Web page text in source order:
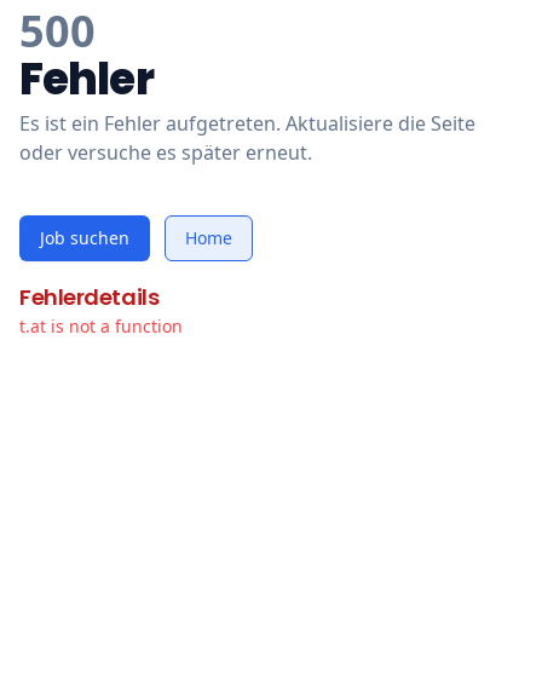
500
Fehler
Es ist ein Fehler aufgetreten. Aktualisiere die Seite
oder versuche es später erneut.
Job suchen Home
Fehlerdetails
t.at is not a function